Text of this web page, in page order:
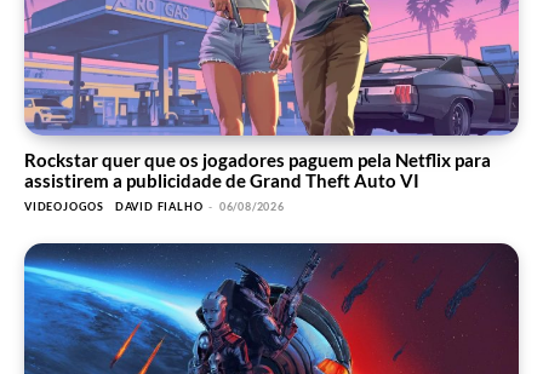
Rockstar quer que os jogadores paguem pela Netflix para
assistirem a publicidade de Grand Theft Auto VI
VIDEOJOGOS DAVID FIALHO - 06/08/2026